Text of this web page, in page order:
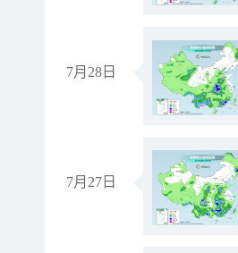
7月28日
7月27日